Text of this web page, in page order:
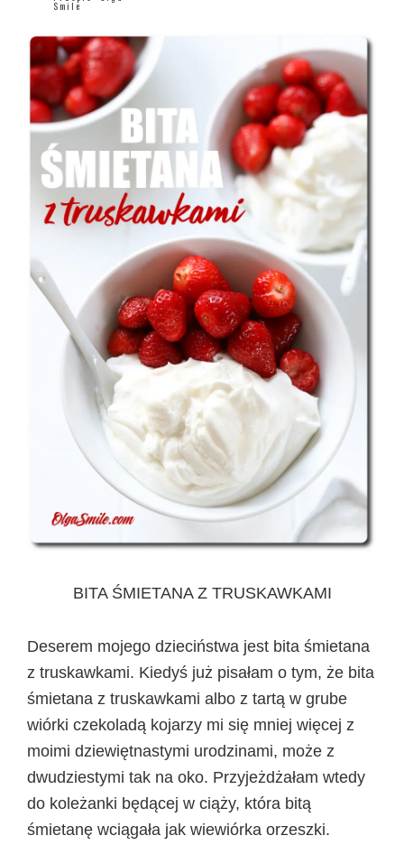
Smile
BITA ŚMIETANA Z TRUSKAWKAMI
Deserem mojego dzieciństwa jest bita śmietana
z truskawkami. Kiedyś już pisałam o tym, że bita
śmietana z truskawkami albo z tartą w grube
wiórki czekoladą kojarzy mi się mniej więcej z
moimi dziewiętnastymi urodzinami, może z
dwudziestymi tak na oko. Przyjeżdżałam wtedy
do koleżanki będącej w ciąży, która bitą
śmietanę wciągała jak wiewiórka orzeszki.